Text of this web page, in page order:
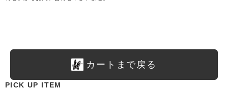
カートまで戻る
PICK UP ITEM